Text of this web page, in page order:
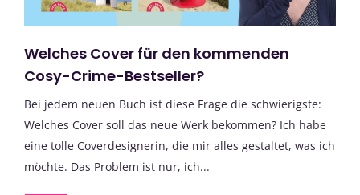
Welches Cover für den kommenden
Cosy-Crime-Bestseller?
Bei jedem neuen Buch ist diese Frage die schwierigste:
Welches Cover soll das neue Werk bekommen? Ich habe
eine tolle Coverdesignerin, die mir alles gestaltet, was ich
möchte. Das Problem ist nur, ich...